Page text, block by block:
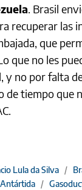
. Brasil
recuperar las
que
que no les
y no por falta
de tiempo que
Lula da Silva /
Antártida /